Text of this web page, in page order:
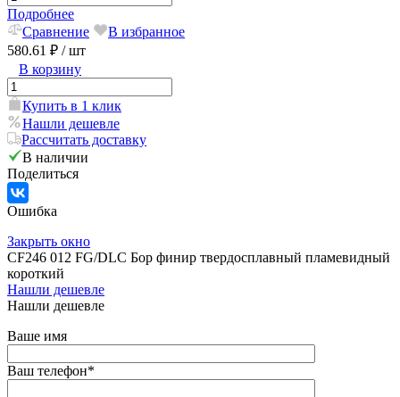
Подробнее
Сравнение
В избранное
580.61 ₽ / шт
В корзину
Купить в 1 клик
Нашли дешевле
Рассчитать доставку
В наличии
Поделиться
Ошибка
Закрыть окно
CF246 012 FG/DLC Бор финир твердосплавный пламевидный
короткий
Нашли дешевле
Нашли дешевле
Ваше имя
Ваш телефон*